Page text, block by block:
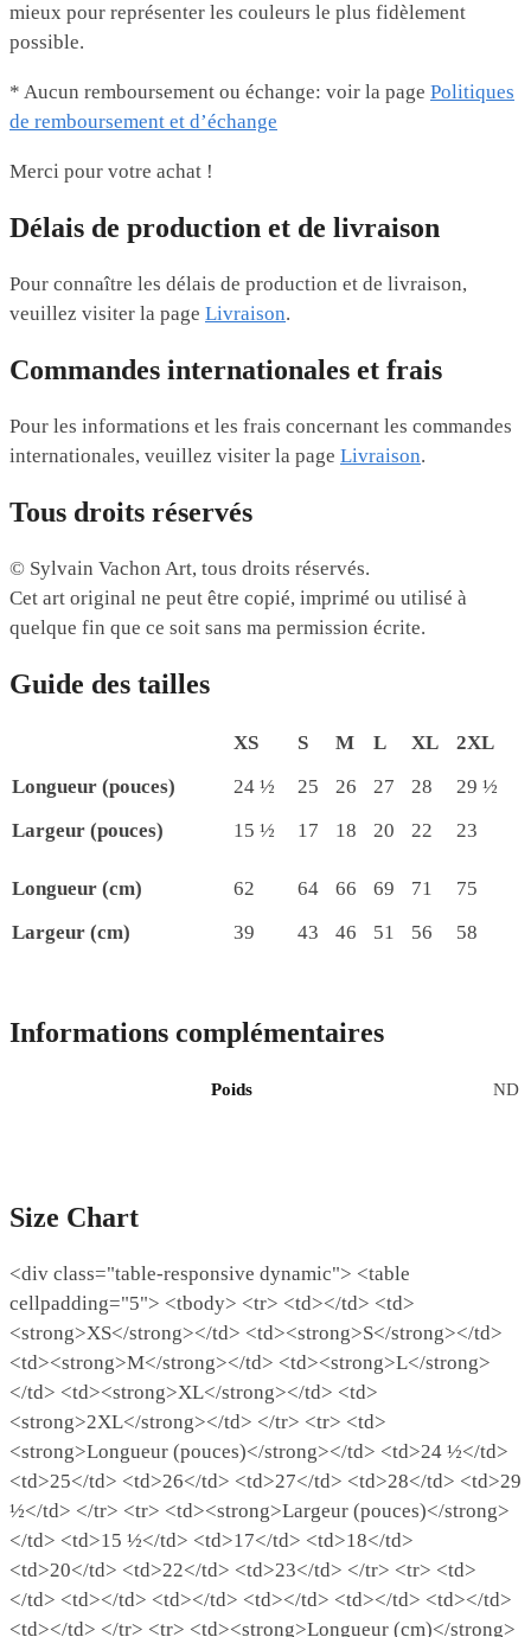
mieux pour représenter les couleurs le plus fidèlement
possible.
* Aucun remboursement ou échange: voir la page Politiques
de remboursement et d’échange
Merci pour votre achat !
Délais de production et de livraison
Pour connaître les délais de production et de livraison,
veuillez visiter la page Livraison.
Commandes internationales et frais
Pour les informations et les frais concernant les commandes
internationales, veuillez visiter la page Livraison.
Tous droits réservés
© Sylvain Vachon Art, tous droits réservés.
Cet art original ne peut être copié, imprimé ou utilisé à
quelque fin que ce soit sans ma permission écrite.
Guide des tailles
XS S M L XL
2XL
Longueur (pouces)
24 ½ 25 26 27 28
29 ½
Largeur (pouces)
15 ½ 17 18 20 22 23
Longueur (cm) 62 64 66 69 71
75
Largeur (cm)
39 43 46 51 56 58
Informations complémentaires
Poids ND
Size Chart
<div class="table-responsive dynamic"> <table
cellpadding="5"> <tbody> <tr> <td></td> <td>
<strong>XS</strong></td> <td><strong>S</strong></td>
<td><strong>M</strong></td> <td><strong>L</strong>
</td> <td><strong>XL</strong></td> <td>
<strong>2XL</strong></td> </tr> <tr> <td>
<strong>Longueur (pouces)</strong></td> <td>24 ½</td>
<td>25</td> <td>26</td> <td>27</td> <td>28</td> <td>29
½</td> </tr> <tr> <td><strong>Largeur (pouces)</strong>
</td> <td>15 ½</td> <td>17</td> <td>18</td>
<td>20</td> <td>22</td> <td>23</td> </tr> <tr> <td>
</td> <td></td> <td></td> <td></td> <td></td> <td></td>
<td></td> </tr> <tr> <td><strong>Longueur (cm)</strong>